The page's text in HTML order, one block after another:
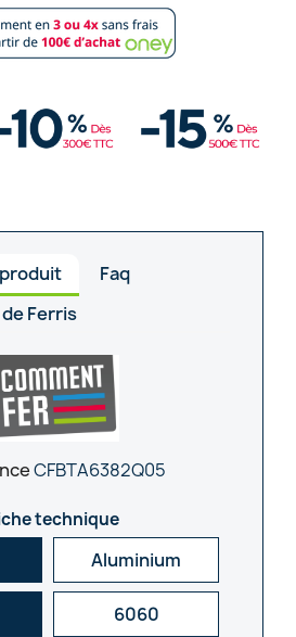
Faq
Ferris
CFBTA6382Q05
technique
Aluminium
6060